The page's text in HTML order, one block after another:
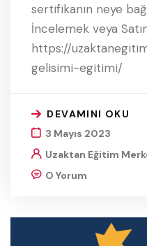
sertifikanın neye
İncelemek veya
https://
gelisimi-egitimi/
DEVAMINI OKU
3 Mayıs 2023
Uzaktan Eğitim
O Yorum